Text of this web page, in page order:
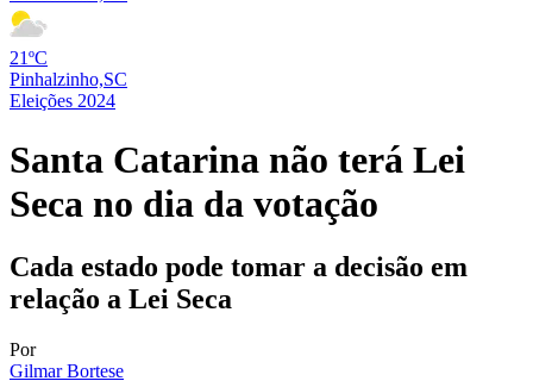
21ºC
Pinhalzinho,SC
Eleições 2024
Santa Catarina não terá Lei
Seca no dia da votação
Cada estado pode tomar a decisão em
relação a Lei Seca
Por
Gilmar Bortese